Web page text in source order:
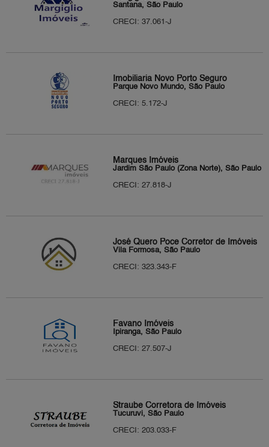
Santana, São Paulo
CRECI: 37.061-J
Imobiliaria Novo Porto Seguro
Parque Novo Mundo, São Paulo
CRECI: 5.172-J
Marques Imóveis
Jardim São Paulo (Zona Norte), São Paulo
CRECI: 27.818-J
José Quero Poce Corretor de Imóveis
Vila Formosa, São Paulo
CRECI: 323.343-F
Favano Imóveis
Ipiranga, São Paulo
CRECI: 27.507-J
Straube Corretora de Imóveis
Tucuruvi, São Paulo
CRECI: 203.033-F